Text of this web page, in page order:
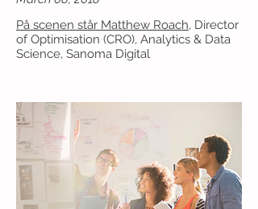
På scenen står Matthew Roach, Director
of Optimisation (CRO), Analytics & Data
Science, Sanoma Digital